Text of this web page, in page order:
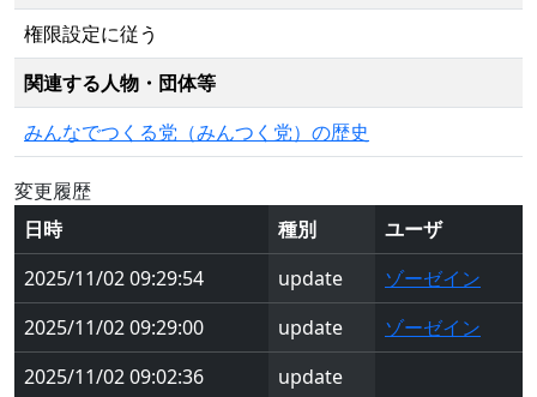
権限設定に従う
関連する人物・団体等
みんなでつくる党（みんつく党）の歴史
変更履歴
日時
種別
ユーザ
2025/11/02 09:29:54
update
ゾーゼイン
2025/11/02 09:29:00
update
ゾーゼイン
2025/11/02 09:02:36
update